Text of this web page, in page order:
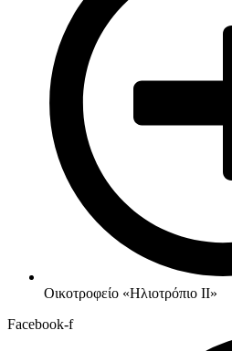
Οικοτροφείο «Ηλιοτρόπιο IΙ»
Facebook-f